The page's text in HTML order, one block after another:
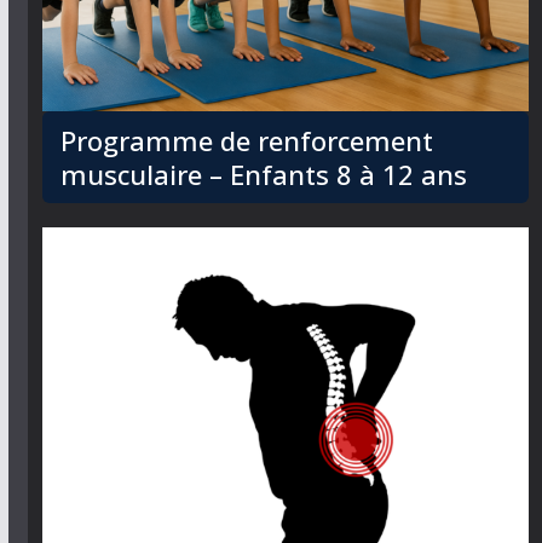
Programme de renforcement
musculaire – Enfants 8 à 12 ans